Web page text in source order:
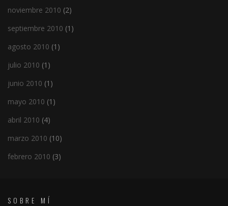
noviembre 2010 (2)
septiembre 2010 (1)
agosto 2010 (1)
julio 2010 (1)
junio 2010 (1)
mayo 2010 (1)
abril 2010 (4)
marzo 2010 (10)
febrero 2010 (3)
SOBRE MÍ